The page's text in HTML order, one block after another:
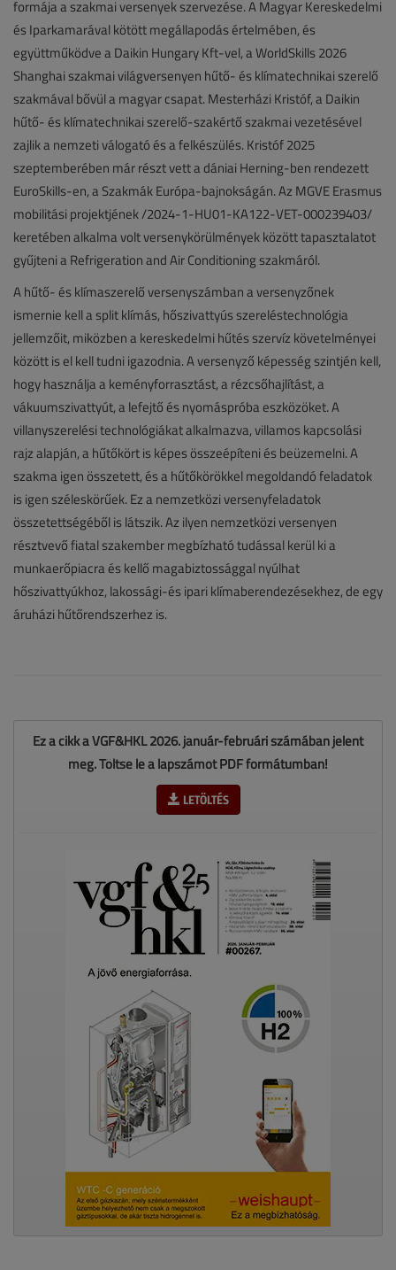
formája a szakmai versenyek szervezése. A Magyar Kereskedelmi
és Iparkamarával kötött megállapodás értelmében, és
együttműködve a Daikin Hungary Kft-vel, a WorldSkills 2026
Shanghai szakmai világversenyen hűtő- és klímatechnikai szerelő
szakmával bővül a magyar csapat. Mesterházi Kristóf, a Daikin
hűtő- és klímatechnikai szerelő-szakértő szakmai vezetésével
zajlik a nemzeti válogató és a felkészülés. Kristóf 2025
szeptemberében már részt vett a dániai Herning-ben rendezett
EuroSkills-en, a Szakmák Európa-bajnokságán. Az MGVE Erasmus
mobilitási projektjének /2024-1-HU01-KA122-VET-000239403/
keretében alkalma volt versenykörülmények között tapasztalatot
gyűjteni a Refrigeration and Air Conditioning szakmáról.
A hűtő- és klímaszerelő versenyszámban a versenyzőnek
ismernie kell a split klímás, hőszivattyús szereléstechnológia
jellemzőit, miközben a kereskedelmi hűtés szervíz követelményei
között is el kell tudni igazodnia. A versenyző képesség szintjén kell,
hogy használja a keményforrasztást, a rézcsőhajlítást, a
vákuumszivattyút, a lefejtő és nyomáspróba eszközöket. A
villanyszerelési technológiákat alkalmazva, villamos kapcsolási
rajz alapján, a hűtőkört is képes összeépíteni és beüzemelni. A
szakma igen összetett, és a hűtőkörökkel megoldandó feladatok
is igen széleskörűek. Ez a nemzetközi versenyfeladatok
összetettségéből is látszik. Az ilyen nemzetközi versenyen
résztvevő fiatal szakember megbízható tudással kerül ki a
munkaerőpiacra és kellő magabiztossággal nyúlhat
hőszivattyúkhoz, lakossági-és ipari klímaberendezésekhez, de egy
áruházi hűtőrendszerhez is.
Ez a cikk a VGF&HKL 2026. január-februári számában jelent
meg. Töltse le a lapszámot PDF formátumban!
LETÖLTÉS